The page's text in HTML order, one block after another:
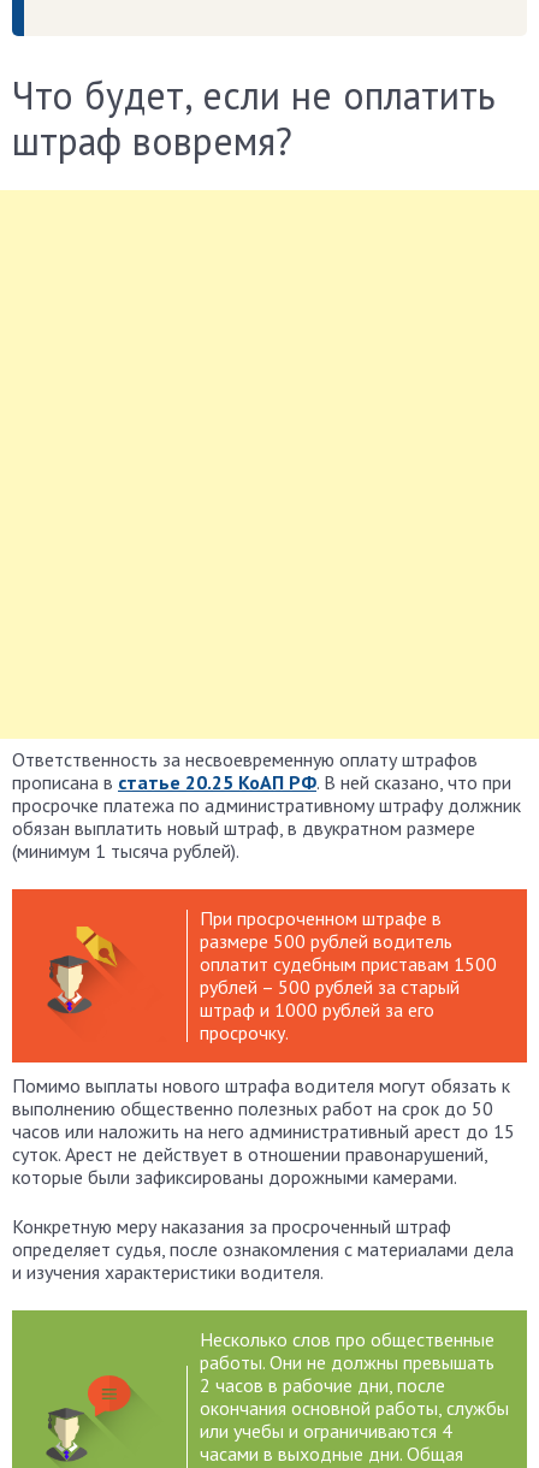
Что будет, если не оплатить
штраф вовремя?
Ответственность за несвоевременную оплату штрафов
прописана в статье 20.25 КоАП РФ. В ней сказано, что при
просрочке платежа по административному штрафу должник
обязан выплатить новый штраф, в двукратном размере
(минимум 1 тысяча рублей).
При просроченном штрафе в
размере 500 рублей водитель
оплатит судебным приставам 1500
рублей – 500 рублей за старый
штраф и 1000 рублей за его
просрочку.
Помимо выплаты нового штрафа водителя могут обязать к
выполнению общественно полезных работ на срок до 50
часов или наложить на него административный арест до 15
суток. Арест не действует в отношении правонарушений,
которые были зафиксированы дорожными камерами.
Конкретную меру наказания за просроченный штраф
определяет судья, после ознакомления с материалами дела
и изучения характеристики водителя.
Несколько слов про общественные
работы. Они не должны превышать
2 часов в рабочие дни, после
окончания основной работы, службы
или учебы и ограничиваются 4
часами в выходные дни. Общая